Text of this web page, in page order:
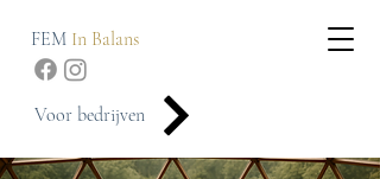
FEM In Balans
Voor bedrijven